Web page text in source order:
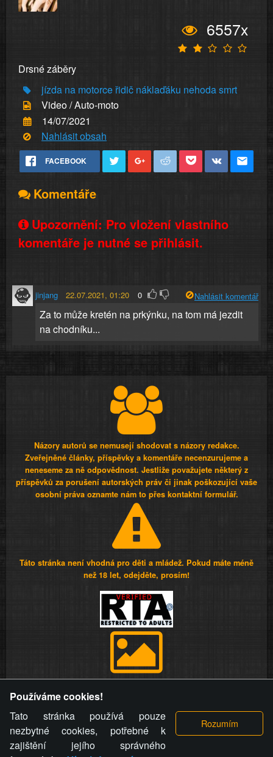
6557x
Drsné záběry
jízda na motorceřidič náklaďáku nehodasmrt
Video / Auto-moto
14/07/2021
Nahlásit obsah
FACEBOOK
Komentáře
Upozornění: Pro vložení vlastního
komentáře je nutné se přihlásit.
jinjang 22.07.2021, 01:20 0 Nahlásit komentář
Za to může kretén na prkýnku, na tom má jezdit
na chodníku...
Názory autorů se nemusejí shodovat s názory redakce.
Zveřejněné články, příspěvky a komentáře necenzurujeme a
neneseme za ně odpovědnost. Jestliže považujete některý z
příspěvků za porušení autorských práv či jinak poškozující vaše
osobní práva oznamte nám to přes kontaktní formulář.
Táto stránka není vhodná pro děti a mládež. Pokud máte méně
než 18 let, odejděte, prosím!
videa a komentáře. Osoba, které se toto opatření provozovatele
stránky týče, ani osoba, která umístila fotografii nebo video na
stránku, nemůže z důvodu odstranění fotografie, videa nebo
komentáře pro výše uvedenou okolnost uplatnit vůči
provozovateli stránky žádný nárok na náhradu škody nebo
Používáme cookies!
Tato stránka používá pouze
nezbytné cookies, potřebné k
zajištění jejího správného